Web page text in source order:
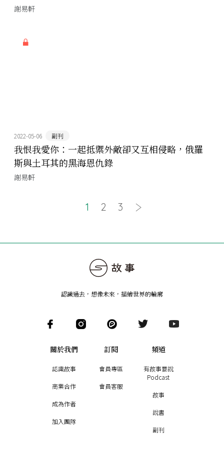
謝易軒
2022-05-06 副刊
我恨我愛你：一起抵禦外敵卻又互相侵略，俄羅
斯與土耳其的黑海恩仇錄
謝易軒
1 2 3
認識過去，想像未來 ， 描繪世界的輪廓
關於我們
認識故事
商業合作
成為作者
加入團隊
訂閱
會員專區
會員客服
頻道
有故事要說
Podcast
故事
說書
副刊